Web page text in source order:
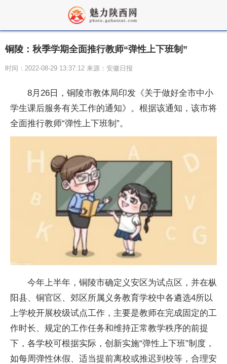
铜陵：秋季学期全面推行教师“弹性上下班制”
时间：2022-08-29 13:37:12 来源：安徽日报
8月26日，铜陵市教体局印发《关于做好全市中小
学生课后服务有关工作的通知》。根据该通知，该市将
全面推行教师“弹性上下班制”。
今年上半年，铜陵市确定义安区为试点区，并在枞
阳县、铜官区、郊区所属义务教育学校中各遴选4所以
上学校开展校级试点工作，主要是教师在完成固定的工
作时长、规定的工作任务和维持正常教学秩序的前提
下，各学校可根据实际，创新实施“弹性 上下班”制度，
如每周弹性休假、适当提前离校或推迟到校等，合理安